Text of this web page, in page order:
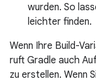
wurden. So
leichter finden.
Wenn Ihre Build-
ruft Gradle auch
zu erstellen. Wenn